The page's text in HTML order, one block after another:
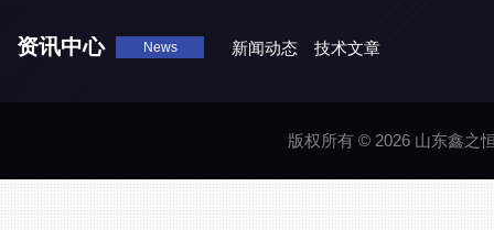
资讯中心 News 新闻动态 技术文章
版权所有 © 2026 山东鑫之